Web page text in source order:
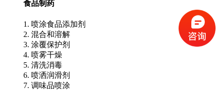
食品制药
1. 喷涂食品添加剂
2. 混合和溶解
3. 涂覆保护剂
4. 喷雾干燥
5. 清洗消毒
6. 喷洒润滑剂
7. 调味品喷涂